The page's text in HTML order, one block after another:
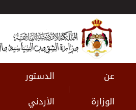
عن
الوزارة
|
الدستور
الأردني